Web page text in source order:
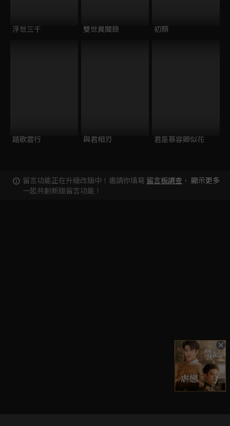
浮世三千 雙世異聞錄 初顏
踏歌雲行 與君相刃 君是慕容卿似花
留言功能正在升級改版中！邀請你填寫 留言板調查 ，
一起共創新版留言功能！
顯示更多